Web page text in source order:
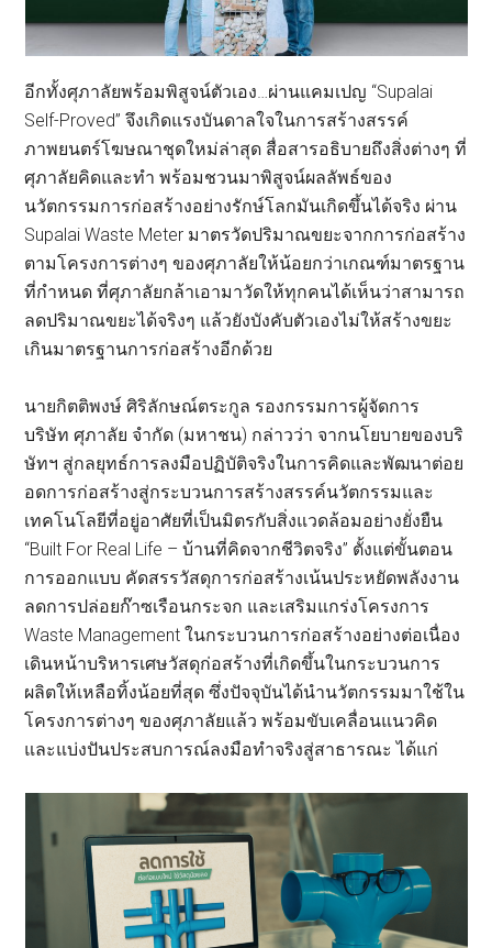
อีกทั้งศุภาลัยพร้อมพิสูจน์ตัวเอง…ผ่านแคมเปญ “Supalai
Self-Proved” จึงเกิดแรงบันดาลใจในการสร้างสรรค์
ภาพยนตร์โฆษณาชุดใหม่ล่าสุด สื่อสารอธิบายถึงสิ่งต่างๆ ที่
ศุภาลัยคิดและทำ พร้อมชวนมาพิสูจน์ผลลัพธ์ของ
นวัตกรรมการก่อสร้างอย่างรักษ์โลกมันเกิดขึ้นได้จริง ผ่าน
Supalai Waste Meter มาตรวัดปริมาณขยะจากการก่อสร้าง
ตามโครงการต่างๆ ของศุภาลัยให้น้อยกว่าเกณฑ์มาตรฐาน
ที่กำหนด ที่ศุภาลัยกล้าเอามาวัดให้ทุกคนได้เห็นว่าสามารถ
ลดปริมาณขยะได้จริงๆ แล้วยังบังคับตัวเองไม่ให้สร้างขยะ
เกินมาตรฐานการก่อสร้างอีกด้วย
นายกิตติพงษ์ ศิริลักษณ์ตระกูล รองกรรมการผู้จัดการ
บริษัท ศุภาลัย จำกัด (มหาชน) กล่าวว่า จากนโยบายของบริ
ษัทฯ สู่กลยุทธ์การลงมือปฏิบัติจริงในการคิดและพัฒนาต่อย
อดการก่อสร้างสู่กระบวนการสร้างสรรค์นวัตกรรมและ
เทคโนโลยีที่อยู่อาศัยที่เป็นมิตรกับสิ่งแวดล้อมอย่างยั่งยืน
“Built For Real Life – บ้านที่คิดจากชีวิตจริง” ตั้งแต่ขั้นตอน
การออกแบบ คัดสรรวัสดุการก่อสร้างเน้นประหยัดพลังงาน
ลดการปล่อยก๊าซเรือนกระจก และเสริมแกร่งโครงการ
Waste Management ในกระบวนการก่อสร้างอย่างต่อเนื่อง
เดินหน้าบริหารเศษวัสดุก่อสร้างที่เกิดขึ้นในกระบวนการ
ผลิตให้เหลือทิ้งน้อยที่สุด ซึ่งปัจจุบันได้นำนวัตกรรมมาใช้ใน
โครงการต่างๆ ของศุภาลัยแล้ว พร้อมขับเคลื่อนแนวคิด
และแบ่งปันประสบการณ์ลงมือทำจริงสู่สาธารณะ ได้แก่